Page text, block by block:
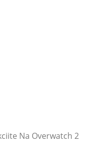
Na Overwatch 2